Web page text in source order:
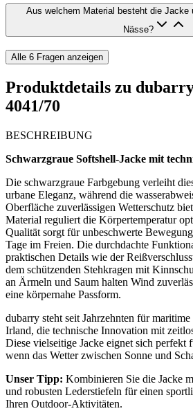
Aus welchem Material besteht die Jacke
Nässe?
Alle 6 Fragen anzeigen
Produktdetails zu
4041/70
BESCHREIBUNG
Schwarzgraue Softshell-Jacke mit
Die schwarzgraue Farbgebung verleiht
urbane Eleganz, während die
Oberfläche zuverlässigen Wetterschutz
Material reguliert die Körpertemperatur
Qualität sorgt für unbeschwerte
Tage im Freien. Die durchdachte
praktischen Details wie der
dem schützenden Stehkragen mit
an Ärmeln und Saum halten Wind
eine körpernahe Passform.
dubarry steht seit Jahrzehnten für
Irland, die technische Innovation mit
Diese vielseitige Jacke eignet sich perfekt
wenn das Wetter zwischen Sonne und
Unser Tipp: Kombinieren Sie die Jacke
und robusten Lederstiefeln für einen
Ihren Outdoor-Aktivitäten.